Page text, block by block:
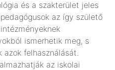
és a szakterület jeles
az így születő
ismerhetik meg, s
felhasználását.
az iskolai